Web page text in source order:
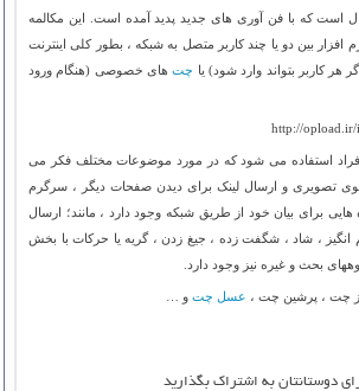
است که با فن آوری های جدید پدید آمده است. این مکالمه
افزار بین دو یا چند کاربر متصل به شبکه ، بطور کلی اینترنت
کاربر بتواند وارد شود) یا چتهای خصوصی (هنگام ورود
افراد استفاده می شود که در مورد موضوعات مختلف فکر می
تصویری و ارسال لینک برای دیدن صفحات دیگر ، سرگرم
هایی برای بیان خود از طریق شبکه وجود دارد ، مانند؛ ارسال
، شاد ، شگفت زده ، جیغ زدن ، گریه یا حرکات با بخش
بحث و غیره نیز وجود دارد.
چت ، پرشین چت ، عسل چت و …
دوستانتان به اشتراک بگذارید